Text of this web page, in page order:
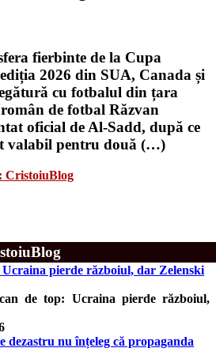
fierbinte de la Cupa
2026 din SUA, Canada și
cu fotbalul din țara
de fotbal Răzvan
oficial de Al-Sadd, după ce
valabil pentru două (…)
CristoiuBlog
pierde războiul, dar Zelenski
de top: Ucraina pierde războiul,
dezastru nu înțeleg că propaganda